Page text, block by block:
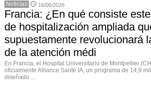
Noticias 16/06/2026
Francia: ¿En qué consiste
de hospitalización ampliada
supuestamente revolucionará
de la atención médi
En Francia, el Hospital Universitario de Montpellier
oficialmente Alliance Santé IA, un programa de 14,9
diseñado ...